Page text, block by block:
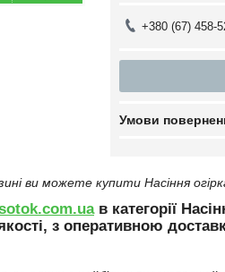
+380 (67) 458-
ви можете купити Насіння
в категорії
з оперативною